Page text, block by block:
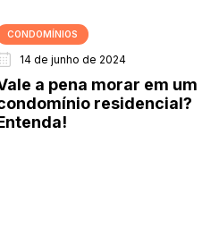
CONDOMÍNIOS
14 de junho de 2024
a pena morar em um
residencial?